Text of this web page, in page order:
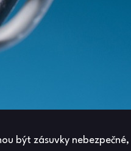
být zásuvky